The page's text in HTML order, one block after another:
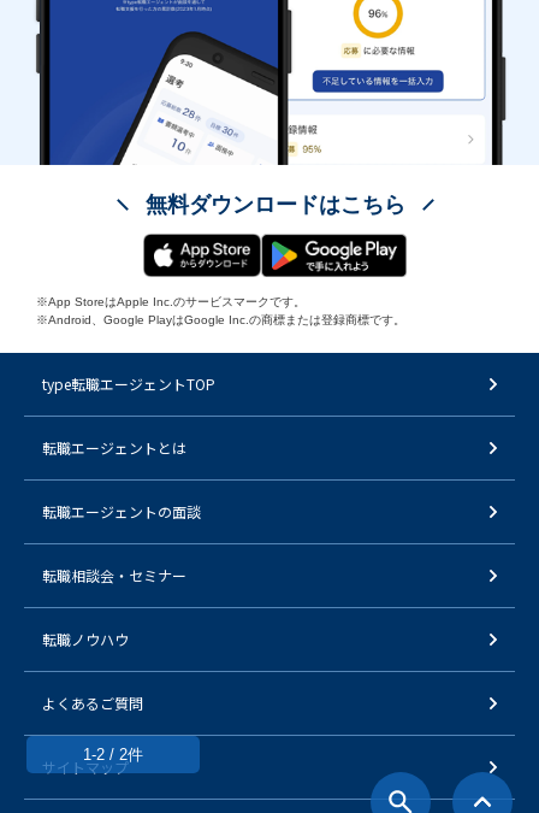
1-2 / 2件
無料ダウンロードはこちら
※App StoreはApple Inc.のサービスマークです。
※Android、Google PlayはGoogle Inc.の商標または登録商標です。
type転職エージェントTOP
転職エージェントとは
転職エージェントの面談
転職相談会・セミナー
転職ノウハウ
よくあるご質問
サイトマップ